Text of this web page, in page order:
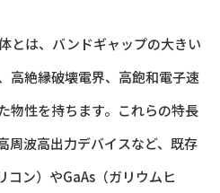
とは、バンドギャップの大きい
高絶縁破壊電界、高飽和電子速
物性を持ちます。 これらの特長
周波高出力デバイスなど、既存
コン）やGaAs（ガリウムヒ